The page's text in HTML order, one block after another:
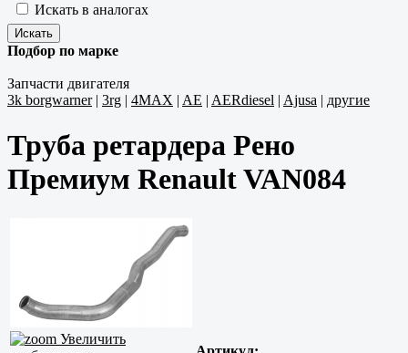
Искать в аналогах
Подбор по марке
Запчасти двигателя
3k borgwarner| 3rg | 4MAX | AE | AERdiesel | Ajusa | другие
Труба ретардера Рено
Премиум Renault VAN084
Увеличить